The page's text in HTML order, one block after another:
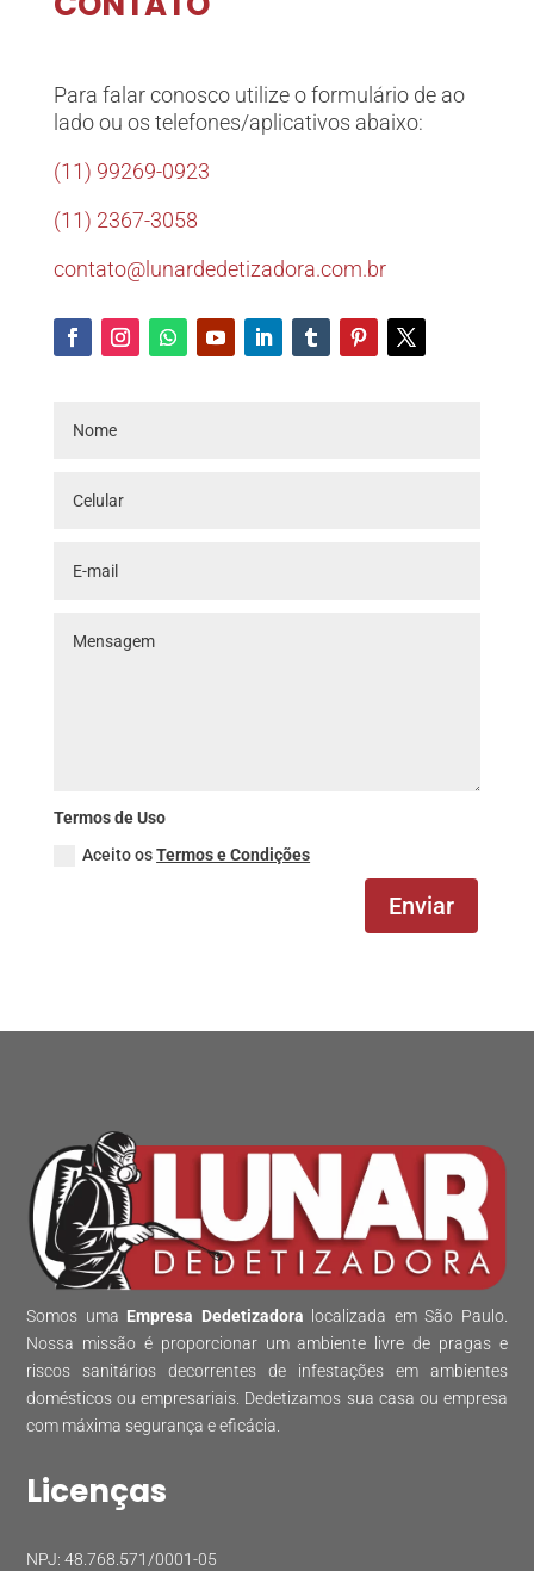
Para falar conosco utilize o formulário de ao
lado ou os telefones/aplicativos abaixo:
(11) 99269-0923
(11) 2367-3058
contato@lunardedetizadora.com.br
Termos de Uso
Aceito osTermos e Condições
Enviar
Somos uma Empresa Dedetizadora localizada em São Paulo.
Nossa missão é proporcionar um ambiente livre de pragas e
riscos sanitários decorrentes de infestações em ambientes
domésticos ou empresariais. Dedetizamos sua casa ou empresa
com máxima segurança e eficácia.
Licenças
NPJ: 48.768.571/0001-05